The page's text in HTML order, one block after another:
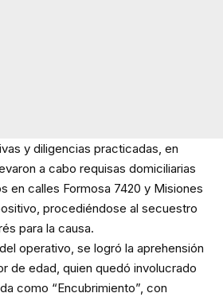
y diligencias practicadas, en
a cabo requisas domiciliarias
en calles Formosa 7420 y Misiones
procediéndose al secuestro
para la causa.
operativo, se logró la aprehensión
de edad, quien quedó involucrado
como “Encubrimiento”, con